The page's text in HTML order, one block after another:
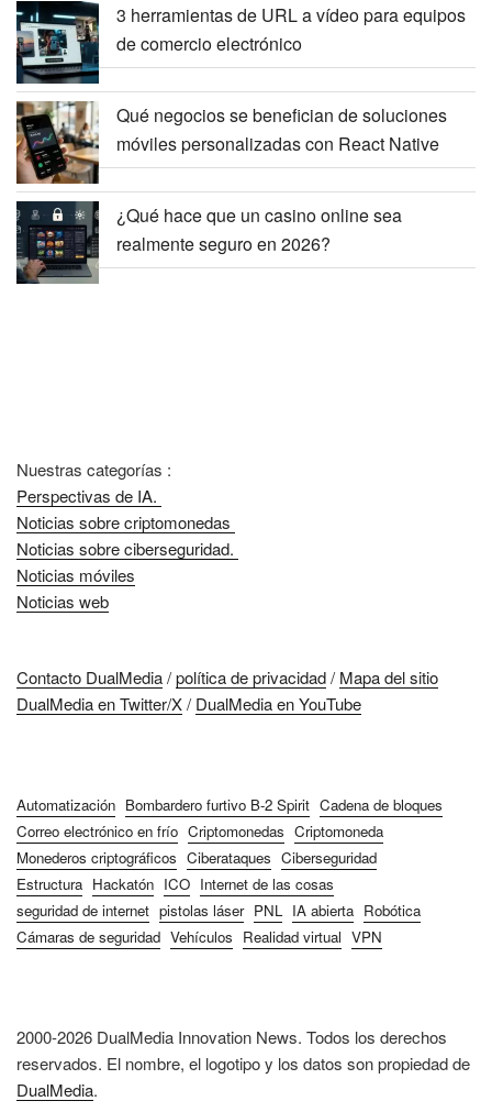
3 herramientas de URL a vídeo para equipos
de comercio electrónico
Qué negocios se benefician de soluciones
móviles personalizadas con React Native
¿Qué hace que un casino online sea
realmente seguro en 2026?
Nuestras categorías :
Perspectivas de IA.
Noticias sobre criptomonedas
Noticias sobre ciberseguridad.
Noticias móviles
Noticias web
Contacto DualMedia/política de privacidad/ Mapa del sitio
DualMedia en Twitter/X/ DualMedia en YouTube
Automatización Bombardero furtivo B-2 Spirit Cadena de bloques
Correo electrónico en frío Criptomonedas Criptomoneda
Monederos criptográficos Ciberataques Ciberseguridad
Estructura Hackatón ICO Internet de las cosas
seguridad de internet pistolas láser PNL IA abierta Robótica
Cámaras de seguridad Vehículos Realidad virtual VPN
2000-2026 DualMedia Innovation News. Todos los derechos
reservados. El nombre, el logotipo y los datos son propiedad de
DualMedia.